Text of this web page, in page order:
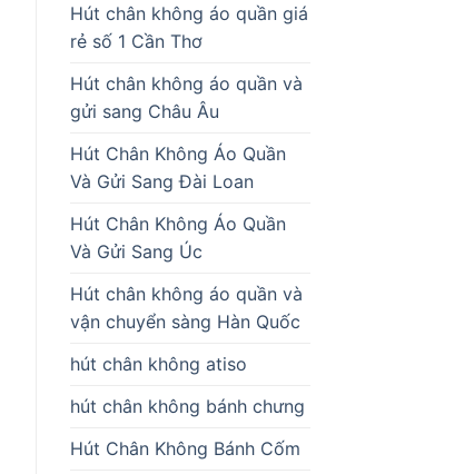
Hút chân không áo quần giá
rẻ số 1 Cần Thơ
Hút chân không áo quần và
gửi sang Châu Âu
Hút Chân Không Áo Quần
Và Gửi Sang Đài Loan
Hút Chân Không Áo Quần
Và Gửi Sang Úc
Hút chân không áo quần và
vận chuyển sàng Hàn Quốc
hút chân không atiso
hút chân không bánh chưng
Hút Chân Không Bánh Cốm